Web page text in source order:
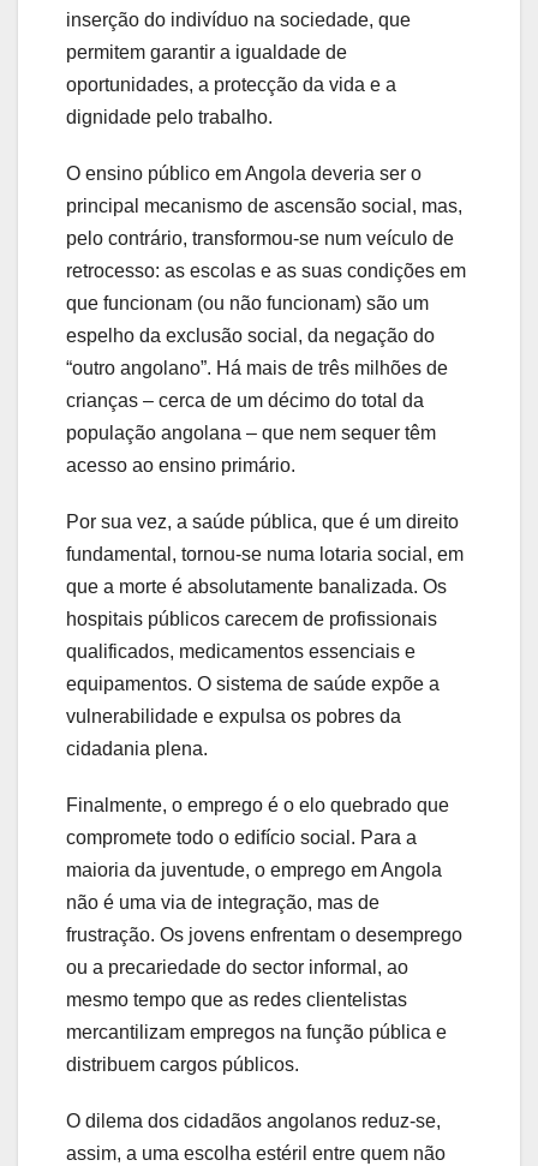
inserção do indivíduo na sociedade, que
permitem garantir a igualdade de
oportunidades, a protecção da vida e a
dignidade pelo trabalho.
O ensino público em Angola deveria ser o
principal mecanismo de ascensão social, mas,
pelo contrário, transformou-se num veículo de
retrocesso: as escolas e as suas condições em
que funcionam (ou não funcionam) são um
espelho da exclusão social, da negação do
“outro angolano”. Há mais de três milhões de
crianças – cerca de um décimo do total da
população angolana – que nem sequer têm
acesso ao ensino primário.
Por sua vez, a saúde pública, que é um direito
fundamental, tornou-se numa lotaria social, em
que a morte é absolutamente banalizada. Os
hospitais públicos carecem de profissionais
qualificados, medicamentos essenciais e
equipamentos. O sistema de saúde expõe a
vulnerabilidade e expulsa os pobres da
cidadania plena.
Finalmente, o emprego é o elo quebrado que
compromete todo o edifício social. Para a
maioria da juventude, o emprego em Angola
não é uma via de integração, mas de
frustração. Os jovens enfrentam o desemprego
ou a precariedade do sector informal, ao
mesmo tempo que as redes clientelistas
mercantilizam empregos na função pública e
distribuem cargos públicos.
O dilema dos cidadãos angolanos reduz-se,
assim, a uma escolha estéril entre quem não